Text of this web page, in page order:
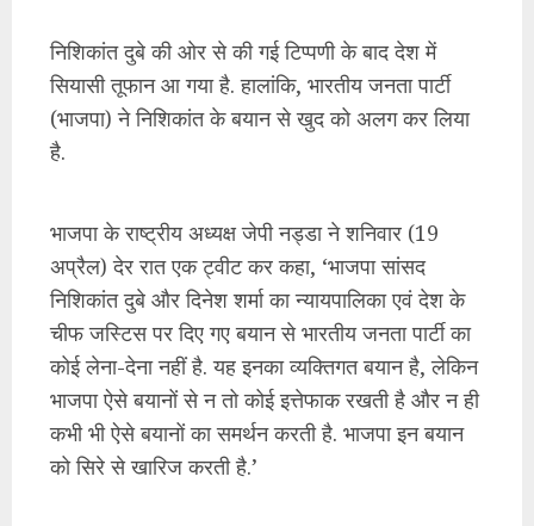
निशिकांत दुबे की ओर से की गई टिप्पणी के बाद देश में
सियासी तूफान आ गया है. हालांकि, भारतीय जनता पार्टी
(भाजपा) ने निशिकांत के बयान से खुद को अलग कर लिया
है.
भाजपा के राष्ट्रीय अध्यक्ष जेपी नड्डा ने शनिवार (19
अप्रैल) देर रात एक ट्वीट कर कहा, ‘भाजपा सांसद
निशिकांत दुबे और दिनेश शर्मा का न्यायपालिका एवं देश के
चीफ जस्टिस पर दिए गए बयान से भारतीय जनता पार्टी का
कोई लेना-देना नहीं है. यह इनका व्यक्तिगत बयान है, लेकिन
भाजपा ऐसे बयानों से न तो कोई इत्तेफाक रखती है और न ही
कभी भी ऐसे बयानों का समर्थन करती है. भाजपा इन बयान
को सिरे से खारिज करती है.’